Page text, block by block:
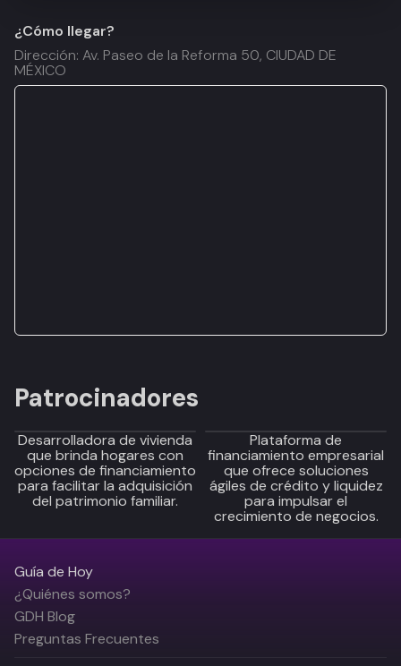
¿Cómo llegar?
Dirección: Av. Paseo de la Reforma 50, CIUDAD DE
MÉXICO
Patrocinadores
Desarrolladora de vivienda
que brinda hogares con
opciones de financiamiento
para facilitar la adquisición
del patrimonio familiar.
Plataforma de
financiamiento empresarial
que ofrece soluciones
ágiles de crédito y liquidez
para impulsar el
crecimiento de negocios.
Guía de Hoy
¿Quiénes somos?
GDH Blog
Preguntas Frecuentes